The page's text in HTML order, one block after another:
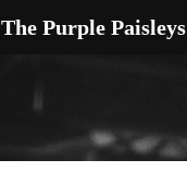
The Purple Paisleys